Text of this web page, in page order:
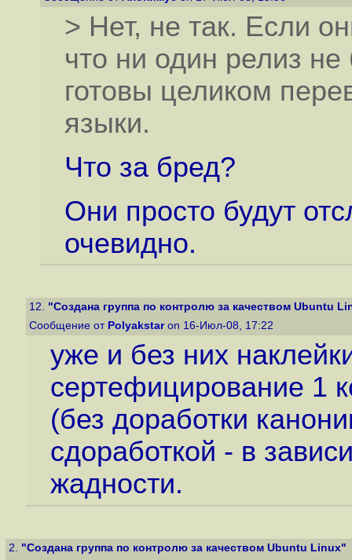
> Нет, не так. Если
что ни один релиз не
готовы целиком
языки.
Что за бред?
Они просто будут
очевидно.
12. "Создана группа по контролю за качеством Ubuntu
Сообщение от Polyakstaron 16-Июл-08, 17:22
уже и без них
сертефицирование 1
(без доработки
сдоработкой - в
жадности.
2. "Создана группа по контролю за качеством Ubuntu Linux"